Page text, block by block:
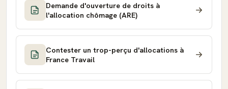
Demande d'ouverture de droits à
l'allocation chômage (ARE)
Contester un trop-perçu d'allocations à
France Travail